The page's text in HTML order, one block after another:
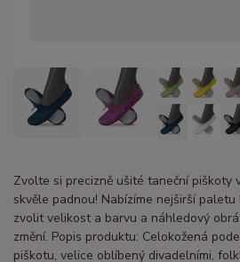
Zvolte si precizně ušité taneční piškoty
skvěle padnou! Nabízíme nejširší
zvolit velikost a barvu a náhledový
změní. Popis produktu: Celokožená
piškotu, velice oblíbený divadelními,